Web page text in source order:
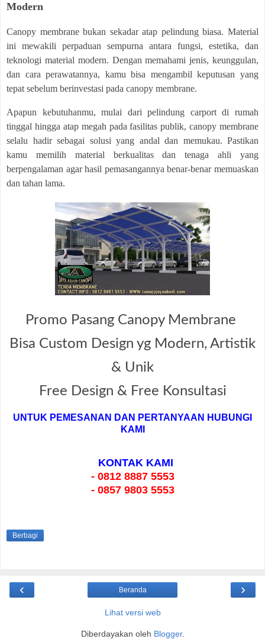
Modern
Canopy membrane bukan sekadar atap pelindung biasa. Material
ini mewakili perpaduan sempurna antara fungsi, estetika, dan
teknologi material modern. Dengan memahami jenis, keunggulan,
dan cara perawatannya, kamu bisa mengambil keputusan yang
tepat sebelum berinvestasi pada canopy membrane.
Apapun kebutuhanmu, mulai dari pelindung carport di rumah
tinggal hingga atap megah pada fasilitas publik, canopy membrane
selalu hadir sebagai solusi yang andal dan memukau. Pastikan
kamu memilih material berkualitas dan tenaga ahli yang
berpengalaman agar hasil pemasangannya benar-benar memuaskan
dan tahan lama.
Promo Pasang Canopy Membrane
Bisa Custom Design yg Modern, Artistik
& Unik
Free Design & Free Konsultasi
UNTUK PEMESANAN DAN PERTANYAAN HUBUNGI
KAMI
KONTAK KAMI
- 0812 8887 5553
- 0857 9803 5553
Berbagi
‹ ›
Beranda
Lihat versi web
Diberdayakan oleh Blogger.